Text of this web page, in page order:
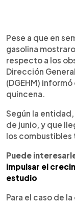
Pese a que en
gasolina
respecto a los
Dirección
(DGEHM)
quincena.
Según la entidad,
de junio, y que
los
Puede
impulsar el
estudio
Para el caso de